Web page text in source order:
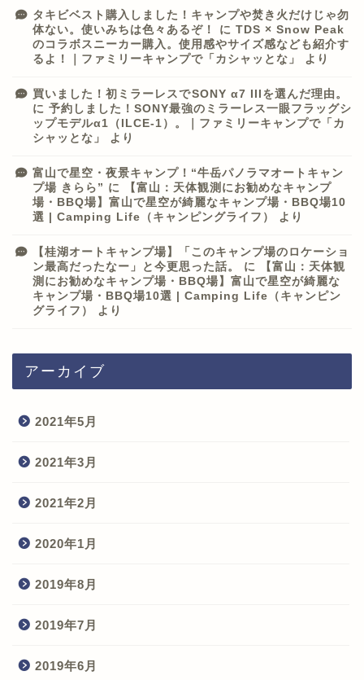
タキビベスト購入しました！キャンプや焚き火だけじゃ勿
体ない。使いみちは色々あるぞ！
に TDS × Snow Peak
のコラボスニーカー購入。使用感やサイズ感なども紹介す
るよ！｜ファミリーキャンプで「カシャッとな」
より
買いました！初ミラーレスでSONY α7 IIIを選んだ理由。
に 予約しました！SONY最強のミラーレス一眼フラッグシ
ップモデルα1（ILCE-1）。｜ファミリーキャンプで「カ
シャッとな」
より
富山で星空・夜景キャンプ！“牛岳パノラマオートキャン
プ場 きらら” に
【富山：天体観測にお勧めなキャンプ
場・BBQ場】富山で星空が綺麗なキャンプ場・BBQ場10
選 | Camping Life（キャンピングライフ）
より
【桂湖オートキャンプ場】「このキャンプ場のロケーショ
ン最高だったなー」と今更思った話。
に
【富山：天体観
測にお勧めなキャンプ場・BBQ場】富山で星空が綺麗な
キャンプ場・BBQ場10選 | Camping Life（キャンピン
グライフ）
より
アーカイブ
2021年5月
2021年3月
2021年2月
2020年1月
2019年8月
2019年7月
2019年6月